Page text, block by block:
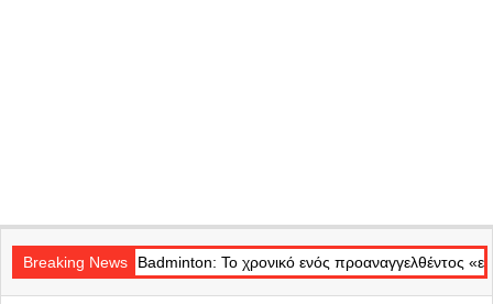
Navigation
Menu
Breaking News
Το χρονικό ενός προαναγγελθέντος «εγκλήματος» στις